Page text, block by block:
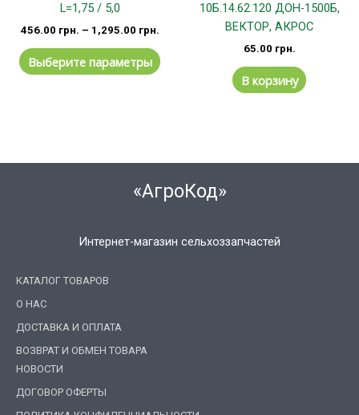
L=1,75 / 5,0
456.00 грн. – 1,295.00 грн.
Выберите параметры
10Б.14.62.120 ДОН-1500Б,
ВЕКТОР, АКРОС
65.00 грн.
В корзину
«АгроКод»
Интернет-магазин сельхоззапчастей
КАТАЛОГ ТОВАРОВ
О НАС
ДОСТАВКА И ОПЛАТА
ВОЗВРАТ И ОБМЕН ТОВАРА
НОВОСТИ
ДОГОВОР ОФЕРТЫ